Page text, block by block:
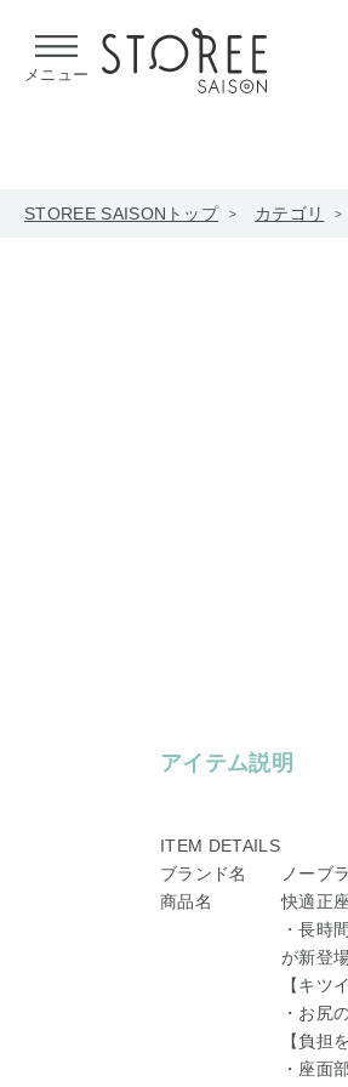
メニュー
STOREE SAISONトップ カテゴリ
アイテム説明
ITEM DETAILS
ブランド名
ノーブ
商品名
快適正
・長時
が新登場
【キツ
・お尻
【負担
・座面